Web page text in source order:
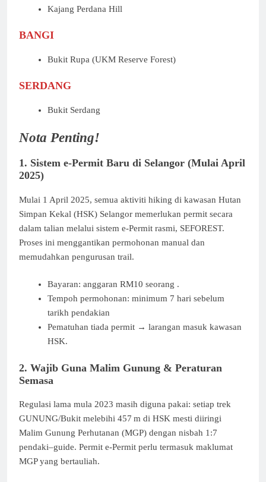
Kajang Perdana Hill
BANGI
Bukit Rupa (UKM Reserve Forest)
SERDANG
Bukit Serdang
Nota Penting!
1. Sistem e‑Permit Baru di Selangor (Mulai April
2025)
Mulai 1 April 2025, semua aktiviti hiking di kawasan Hutan
Simpan Kekal (HSK) Selangor memerlukan permit secara
dalam talian melalui sistem e‑Permit rasmi, SEFOREST.
Proses ini menggantikan permohonan manual dan
memudahkan pengurusan trail.
Bayaran: anggaran RM10 seorang .
Tempoh permohonan: minimum 7 hari sebelum
tarikh pendakian
Pematuhan tiada permit → larangan masuk kawasan
HSK.
2. Wajib Guna Malim Gunung & Peraturan
Semasa
Regulasi lama mula 2023 masih diguna pakai: setiap trek
GUNUNG/Bukit melebihi 457 m di HSK mesti diiringi
Malim Gunung Perhutanan (MGP) dengan nisbah 1:7
pendaki–guide. Permit e‑Permit perlu termasuk maklumat
MGP yang bertauliah.